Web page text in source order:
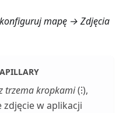
mapę → Zdjęcia
trzema kropkami(⁝),
w aplikacji